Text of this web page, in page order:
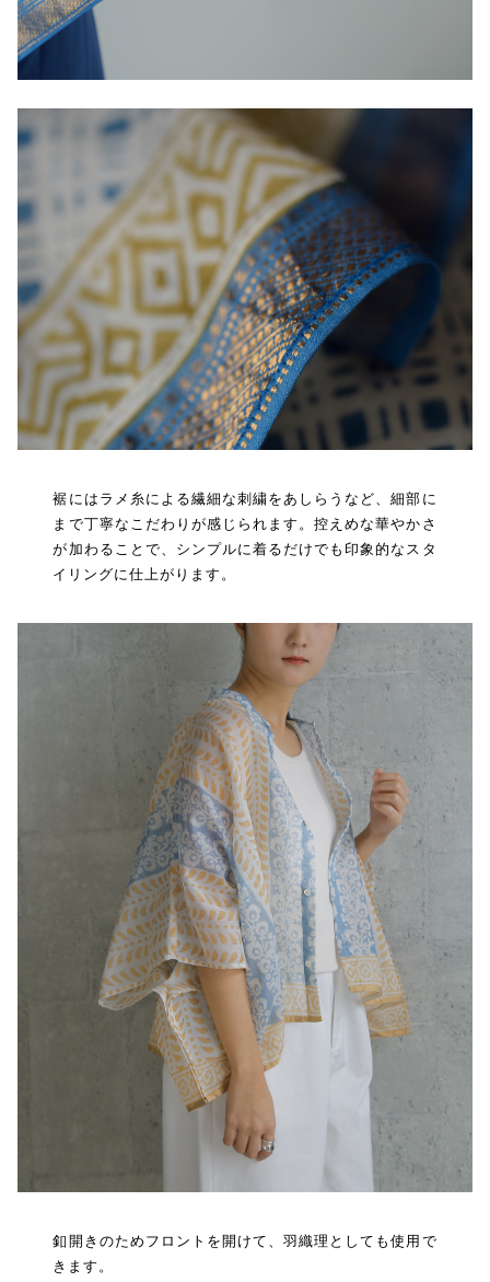
裾にはラメ糸による繊細な刺繍をあしらうなど、細部に
まで丁寧なこだわりが感じられます。控えめな華やかさ
が加わることで、シンプルに着るだけでも印象的なスタ
イリングに仕上がります。
釦開きのためフロントを開けて、羽織理としても使用で
きます。